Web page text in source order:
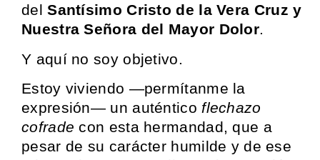
delSantísimo Cristo de la Vera Cruz y
Nuestra Señora del Mayor Dolor.
Y aquí no soy objetivo.
Estoy viviendo —permítanme la
expresión— un auténtico flechazo
cofrade con esta hermandad, que a
pesar de su carácter humilde y de ese